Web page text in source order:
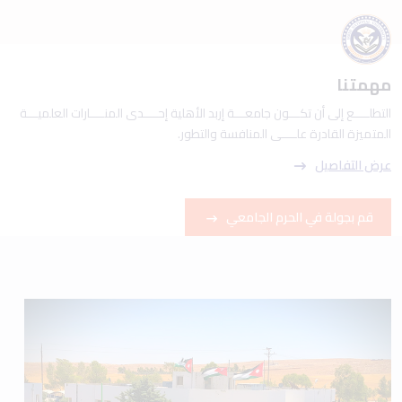
مهمتنا
التطلــــع إلى أن تكـــون جامعـــة إربد الأهلية إحــــدى المنــــارات العلميـــة
المتميزة القادرة علــــى المنافسة والتطور.
عرض التفاصيل
قم بجولة في الحرم الجامعي